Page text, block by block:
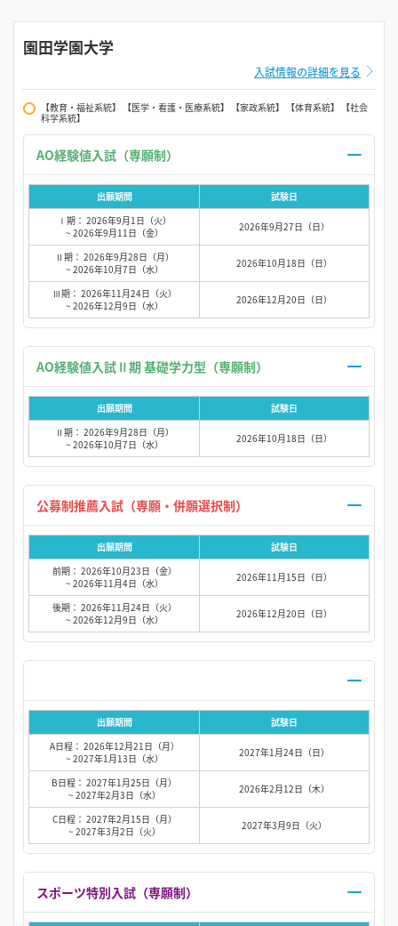
園田学園大学
入試情報の詳細を見る
【教育・福祉系統】 【医学・看護・医療系統】 【家政系統】 【体育系統】 【社会
科学系統】
出願期間
試験日
Ⅰ期： 2026年9月1日（火）
~ 2026年9月11日（金）
2026年9月27日（日）
Ⅱ期： 2026年9月28日（月）
~ 2026年10月7日（水）
2026年10月18日（日）
Ⅲ期： 2026年11月24日（火）
~ 2026年12月9日（水）
2026年12月20日（日）
出願期間
試験日
Ⅱ期： 2026年9月28日（月）
~ 2026年10月7日（水）
2026年10月18日（日）
出願期間
試験日
前期： 2026年10月23日（金）
~ 2026年11月4日（水）
2026年11月15日（日）
後期： 2026年11月24日（火）
~ 2026年12月9日（水）
2026年12月20日（日）
出願期間
試験日
A日程： 2026年12月21日（月）
~ 2027年1月13日（水）
2027年1月24日（日）
B日程： 2027年1月25日（月）
~ 2027年2月3日（水）
2026年2月12日（木）
C日程： 2027年2月15日（月）
~ 2027年3月2日（火）
2027年3月9日（火）